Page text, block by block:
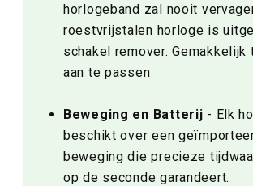
horlogeband zal nooit
roestvrijstalen horloge is
schakel remover. Gemakkelijk
aan te passen
Beweging en Batterij - Elk
beschikt over een
beweging die precieze
op de seconde garandeert.